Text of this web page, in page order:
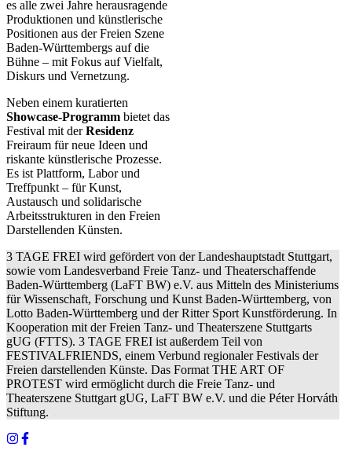
es alle zwei Jahre herausragende
Produktionen und künstlerische
Positionen aus der Freien Szene
Baden-Württembergs auf die
Bühne – mit Fokus auf Vielfalt,
Diskurs und Vernetzung.
Neben einem kuratierten
Showcase-Programm bietet das
Festival mit derResidenz
Freiraum für neue Ideen und
riskante künstlerische Prozesse.
Es ist Plattform, Labor und
Treffpunkt – für Kunst,
Austausch und solidarische
Arbeitsstrukturen in den Freien
Darstellenden Künsten.
3 TAGE FREI wird gefördert von der Landeshauptstadt Stuttgart,
sowie vom Landesverband Freie Tanz- und Theaterschaffende
Baden-Württemberg (LaFT BW) e.V. aus Mitteln des Ministeriums
für Wissenschaft, Forschung und Kunst Baden-Württemberg, von
Lotto Baden-Württemberg und der Ritter Sport Kunstförderung. In
Kooperation mit der Freien Tanz- und Theaterszene Stuttgarts
gUG (FTTS). 3 TAGE FREI ist außerdem Teil von
FESTIVALFRIENDS, einem Verbund regionaler Festivals der
Freien darstellenden Künste. Das Format THE ART OF
PROTEST wird ermöglicht durch die Freie Tanz- und
Theaterszene Stuttgart gUG, LaFT BW e.V. und die Péter Horváth
Stiftung.